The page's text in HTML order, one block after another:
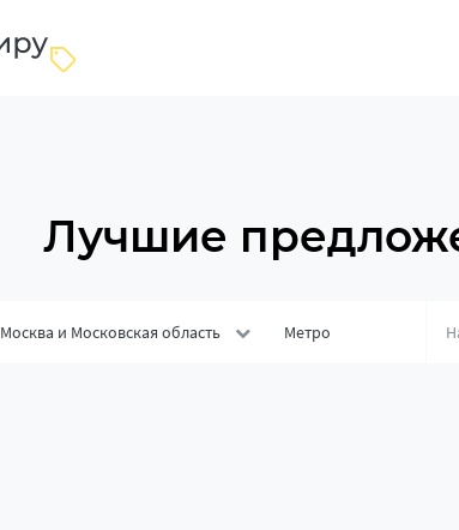
Лучшие
Москва и Московская область Метро